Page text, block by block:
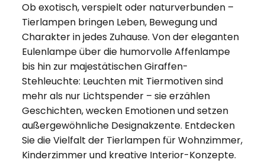
Ob exotisch, verspielt oder naturverbunden –
Tierlampen bringen Leben, Bewegung und
Charakter in jedes Zuhause. Von der eleganten
Eulenlampe über die humorvolle Affenlampe
bis hin zur majestätischen Giraffen-
Stehleuchte: Leuchten mit Tiermotiven sind
mehr als nur Lichtspender – sie erzählen
Geschichten, wecken Emotionen und setzen
außergewöhnliche Designakzente. Entdecken
Sie die Vielfalt der Tierlampen für Wohnzimmer,
Kinderzimmer und kreative Interior-Konzepte.